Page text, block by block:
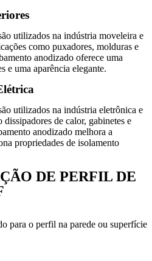
utilizados na indústria moveleira e
como puxadores, molduras e
anodizado oferece uma
e uma aparência elegante.
utilizados na indústria eletrônica e
de calor, gabinetes e
anodizado melhora a
propriedades de isolamento
DE PERFIL DE
para o perfil na parede ou superfície